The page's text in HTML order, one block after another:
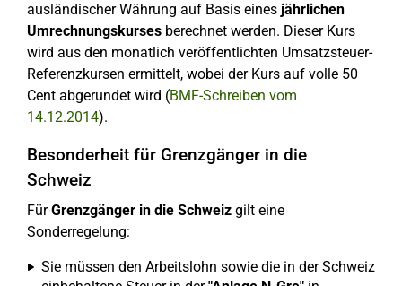
ausländischer Währung auf Basis eines jährlichen
Umrechnungskurses berechnet werden. Dieser Kurs
wird aus den monatlich veröffentlichten Umsatzsteuer-
Referenzkursen ermittelt, wobei der Kurs auf volle 50
Cent abgerundet wird (BMF-Schreiben vom
14.12.2014).
Besonderheit für Grenzgänger in die
Schweiz
FürGrenzgänger in die Schweiz gilt eine
Sonderregelung:
Sie müssen den Arbeitslohn sowie die in der Schweiz